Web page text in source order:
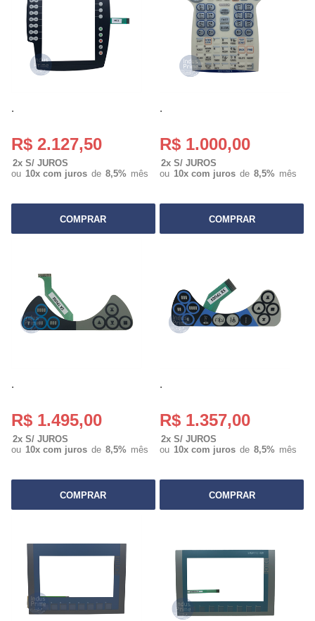
.
R$ 2.127,50
2x S/ JUROS
ou 10x com juros de 8,5% mês
COMPRAR
.
R$ 1.000,00
2x S/ JUROS
ou 10x com juros de 8,5% mês
COMPRAR
.
R$ 1.495,00
2x S/ JUROS
ou 10x com juros de 8,5% mês
COMPRAR
.
R$ 1.357,00
2x S/ JUROS
ou 10x com juros de 8,5% mês
COMPRAR